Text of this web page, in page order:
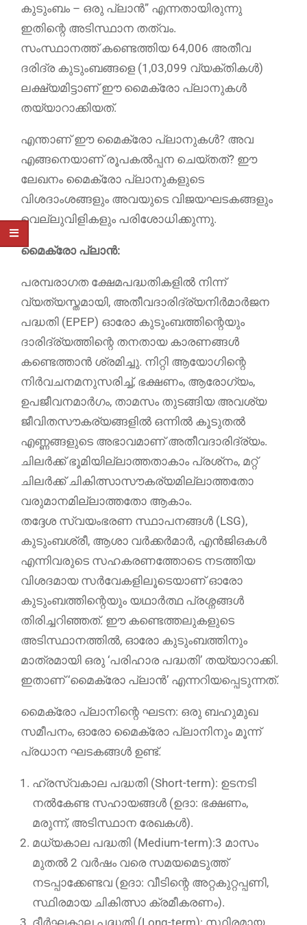
കുടുംബം – ഒരു പ്ലാൻ” എന്നതായിരുന്നു
ഇതിന്റെ അടിസ്ഥാന തത്വം.
സംസ്ഥാനത്ത് കണ്ടെത്തിയ 64,006 അതീവ
ദരിദ്ര കുടുംബങ്ങളെ (1,03,099 വ്യക്തികൾ)
ലക്ഷ്യമിട്ടാണ് ഈ മൈക്രോ പ്ലാനുകൾ
തയ്യാറാക്കിയത്.
എന്താണ് ഈ മൈക്രോ പ്ലാനുകൾ? അവ
എങ്ങനെയാണ് രൂപകൽപ്പന ചെയ്തത്? ഈ
ലേഖനം മൈക്രോ പ്ലാനുകളുടെ
വിശദാംശങ്ങളും അവയുടെ വിജയഘടകങ്ങളും
വെല്ലുവിളികളും പരിശോധിക്കുന്നു.
മൈക്രോ പ്ലാൻ:
പരമ്പരാഗത ക്ഷേമപദ്ധതികളിൽ നിന്ന്
വ്യത്യസ്തമായി, അതീവദാരിദ്ര്യനിർമാർജന
പദ്ധതി (EPEP) ഓരോ കുടുംബത്തിന്റെയും
ദാരിദ്ര്യത്തിന്റെ തനതായ കാരണങ്ങൾ
കണ്ടെത്താൻ ശ്രമിച്ചു. നിറ്റി ആയോഗിന്റെ
നിർവചനമനുസരിച്ച്, ഭക്ഷണം, ആരോഗ്യം,
ഉപജീവനമാർഗം, താമസം തുടങ്ങിയ അവശ്യ
ജീവിതസൗകര്യങ്ങളിൽ ഒന്നിൽ കൂടുതൽ
എണ്ണങ്ങളുടെ അഭാവമാണ് അതീവദാരിദ്ര്യം.
ചിലർക്ക് ഭൂമിയില്ലാത്തതാകാം പ്രശ്‌നം, മറ്റ്
ചിലർക്ക് ചികിത്സാസൗകര്യമില്ലാത്തതോ
വരുമാനമില്ലാത്തതോ ആകാം.
തദ്ദേശ സ്വയംഭരണ സ്ഥാപനങ്ങൾ (LSG),
കുടുംബശ്രീ, ആശാ വർക്കർമാർ, എൻജിഒകൾ
എന്നിവരുടെ സഹകരണത്തോടെ നടത്തിയ
വിശദമായ സർവേകളിലൂടെയാണ് ഓരോ
കുടുംബത്തിന്റെയും യഥാർത്ഥ പ്രശ്നങ്ങൾ
തിരിച്ചറിഞ്ഞത്. ഈ കണ്ടെത്തലുകളുടെ
അടിസ്ഥാനത്തിൽ, ഓരോ കുടുംബത്തിനും
മാത്രമായി ഒരു ‘പരിഹാര പദ്ധതി’ തയ്യാറാക്കി.
ഇതാണ് ‘മൈക്രോ പ്ലാൻ’ എന്നറിയപ്പെടുന്നത്.
മൈക്രോ പ്ലാനിന്റെ ഘടന: ഒരു ബഹുമുഖ
സമീപനം, ഓരോ മൈക്രോ പ്ലാനിനും മൂന്ന്
പ്രധാന ഘടകങ്ങൾ ഉണ്ട്.
ഹ്രസ്വകാല പദ്ധതി (Short-term): ഉടനടി
നൽകേണ്ട സഹായങ്ങൾ (ഉദാ: ഭക്ഷണം,
മരുന്ന്, അടിസ്ഥാന രേഖകൾ).
മധ്യകാല പദ്ധതി (Medium-term):3 മാസം
മുതൽ 2 വർഷം വരെ സമയമെടുത്ത്
നടപ്പാക്കേണ്ടവ (ഉദാ: വീടിന്റെ അറ്റകുറ്റപ്പണി,
സ്ഥിരമായ ചികിത്സാ ക്രമീകരണം).
ദീർഘകാല പദ്ധതി (Long-term): സ്ഥിരമായ